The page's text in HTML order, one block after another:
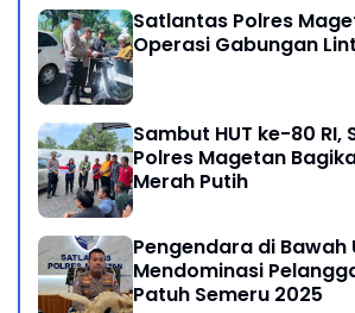
Satlantas Polres
Operasi Gabungan
Sambut HUT ke-80 RI,
Polres Magetan
Merah Putih
Pengendara di Bawah
Mendominasi
Patuh Semeru 2025